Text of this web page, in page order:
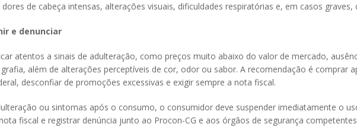
de cabeça intensas, alterações visuais, dificuldades respiratórias e, em casos
e denunciar
atentos a sinais de adulteração, como preços muito abaixo do valor de mercado,
além de alterações perceptíveis de cor, odor ou sabor. A recomendação é comprar
desconfiar de promoções excessivas e exigir sempre a nota fiscal.
ou sintomas após o consumo, o consumidor deve suspender imediatamente o
fiscal e registrar denúncia junto ao Procon-CG e aos órgãos de segurança